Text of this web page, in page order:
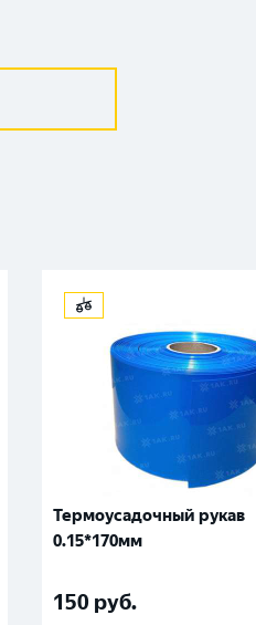
Термоусадочный рукав
0.15*170мм
150 руб.